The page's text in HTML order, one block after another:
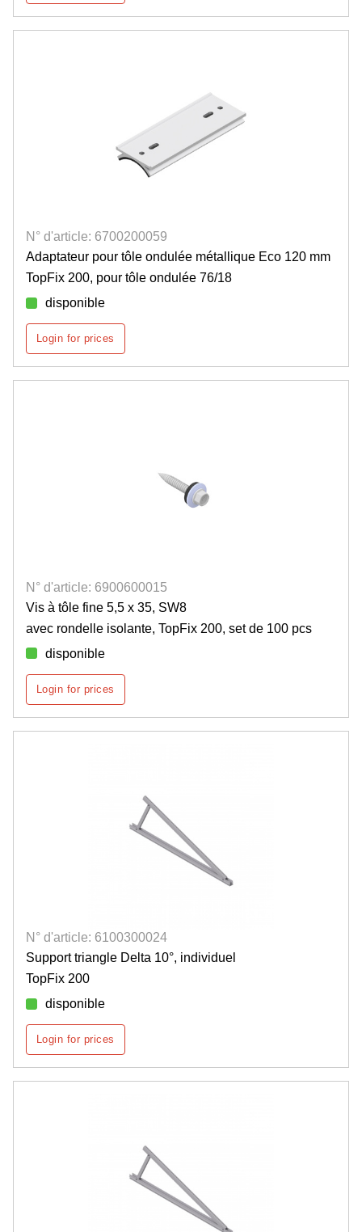
N° d'article: 6700200059
Adaptateur pour tôle ondulée métallique Eco 120 mm
TopFix 200, pour tôle ondulée 76/18
disponible
Login for prices
N° d'article: 6900600015
Vis à tôle fine 5,5 x 35, SW8
avec rondelle isolante, TopFix 200, set de 100 pcs
disponible
Login for prices
N° d'article: 6100300024
Support triangle Delta 10°, individuel
TopFix 200
disponible
Login for prices